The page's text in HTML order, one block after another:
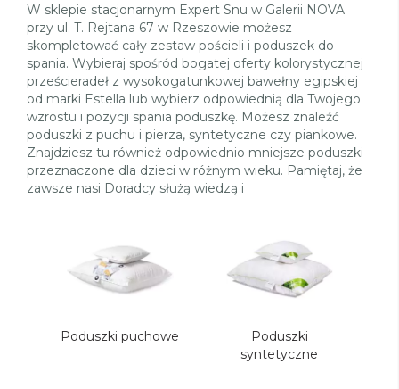
W sklepie stacjonarnym Expert Snu w Galerii NOVA
przy ul. T. Rejtana 67 w Rzeszowie możesz
skompletować cały zestaw pościeli i poduszek do
spania. Wybieraj spośród bogatej oferty kolorystycznej
prześcieradeł z wysokogatunkowej bawełny egipskiej
od marki Estella lub wybierz odpowiednią dla Twojego
wzrostu i pozycji spania poduszkę. Możesz znaleźć
poduszki z puchu i pierza, syntetyczne czy piankowe.
Znajdziesz tu również odpowiednio mniejsze poduszki
przeznaczone dla dzieci w różnym wieku. Pamiętaj, że
zawsze nasi Doradcy służą wiedzą i
Poduszki puchowe
Poduszki
syntetyczne